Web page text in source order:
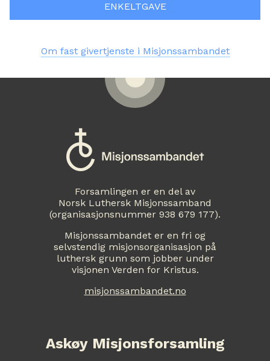
ENKELTGAVE
Om fast givertjenste i Misjonssambandet
Forsamlingen er en del av
Norsk Luthersk Misjonssamband
(organisasjonsnummer 938 679 177).
Misjonssambandet er en fri og
selvstendig misjonsorganisasjon på
luthersk grunn som jobber under
visjonen Verden for Kristus.
misjonssambandet.no
Askøy Misjonsforsamling